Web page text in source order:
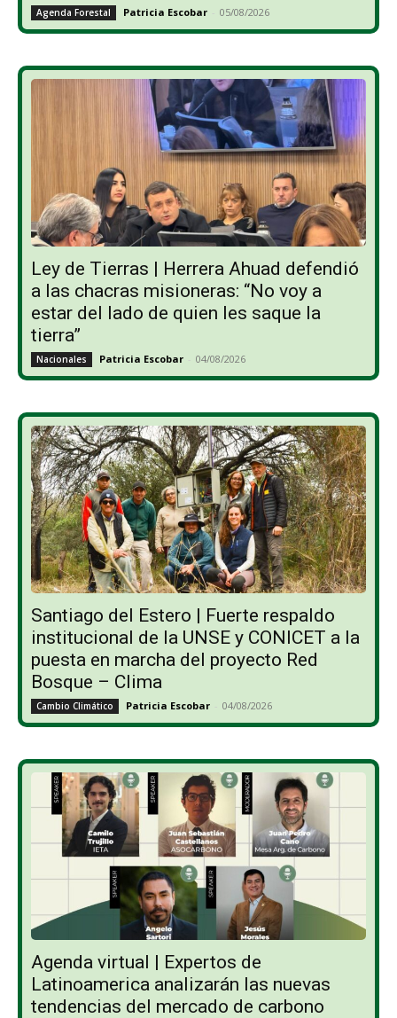
Agenda Forestal Patricia Escobar - 05/08/2026
Ley de Tierras | Herrera Ahuad defendió
a las chacras misioneras: “No voy a
estar del lado de quien les saque la
tierra”
Nacionales Patricia Escobar - 04/08/2026
Santiago del Estero | Fuerte respaldo
institucional de la UNSE y CONICET a la
puesta en marcha del proyecto Red
Bosque – Clima
Cambio Climático Patricia Escobar - 04/08/2026
Agenda virtual | Expertos de
Latinoamerica analizarán las nuevas
tendencias del mercado de carbono